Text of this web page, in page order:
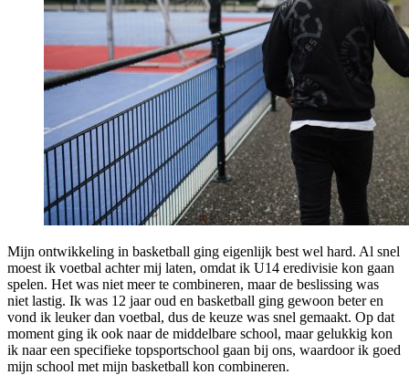
Mijn ontwikkeling in basketball ging eigenlijk best wel hard. Al snel
moest ik voetbal achter mij laten, omdat ik U14 eredivisie kon gaan
spelen. Het was niet meer te combineren, maar de beslissing was
niet lastig. Ik was 12 jaar oud en basketball ging gewoon beter en
vond ik leuker dan voetbal, dus de keuze was snel gemaakt. Op dat
moment ging ik ook naar de middelbare school, maar gelukkig kon
ik naar een specifieke topsportschool gaan bij ons, waardoor ik goed
mijn school met mijn basketball kon combineren.